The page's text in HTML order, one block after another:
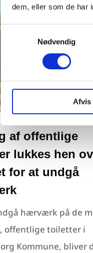
dem, eller som de har
Samtykkevalg
Nødvendig
Afvis
af offentlige
lukkes hen
for at undgå
hærværk på de
offentlige toiletter i
Kommune, bliver